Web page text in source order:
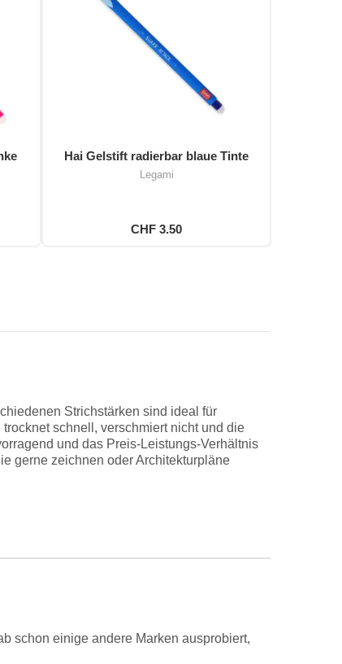
Hai Gelstift radierbar blaue Tinte
Legami
CHF 3.50
Strichstärken sind ideal für
schnell, verschmiert nicht und die
und das Preis-Leistungs-Verhältnis
gerne zeichnen oder Architekturpläne
schon einige andere Marken ausprobiert,